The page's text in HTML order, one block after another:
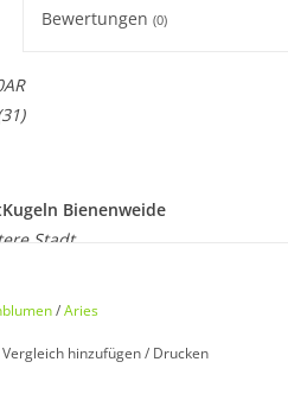
Bewertungen (0)
Bienenweide
Stadt
/Aries
hinzufügen/ Drucken